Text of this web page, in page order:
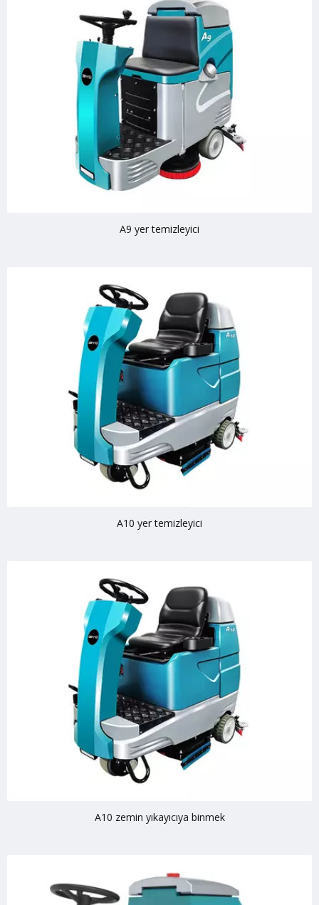
A9 yer temizleyici
A10 yer temizleyici
A10 zemin yıkayıcıya binmek